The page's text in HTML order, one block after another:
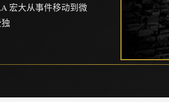
宏大从事件移动到微